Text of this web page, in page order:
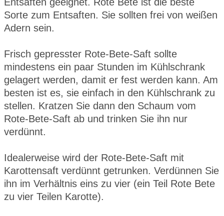
Sorte zum Entsaften. Sie sollten frei von weißen
Adern sein.
Frisch gepresster Rote-Bete-Saft sollte
mindestens ein paar Stunden im Kühlschrank
gelagert werden, damit er fest werden kann. Am
besten ist es, sie einfach in den Kühlschrank zu
stellen. Kratzen Sie dann den Schaum vom
Rote-Bete-Saft ab und trinken Sie ihn nur
verdünnt.
Idealerweise wird der Rote-Bete-Saft mit
Karottensaft verdünnt getrunken. Verdünnen Sie
ihn im Verhältnis eins zu vier (ein Teil Rote Bete
zu vier Teilen Karotte).